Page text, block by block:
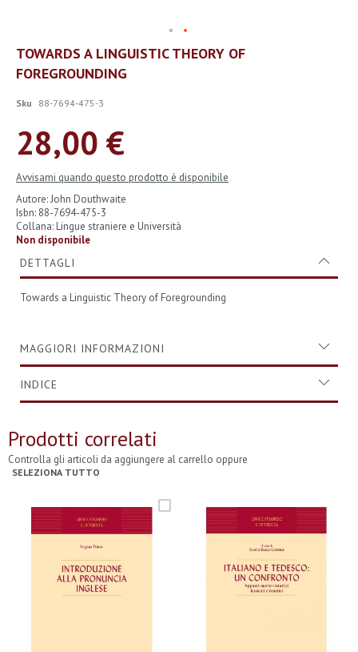
Vai
all'inizio
della
di
TOWARDS A LINGUISTIC THEORY OF
FOREGROUNDING
Sku 88-7694-475-3
28,00 €
Avvisami quando questo prodotto è disponibile
Autore: John Douthwaite
Isbn: 88-7694-475-3
Collana: Lingue straniere e Università
Non disponibile
DETTAGLI
Towards a Linguistic Theory of Foregrounding
MAGGIORI INFORMAZIONI
INDICE
Prodotti correlati
Controlla gli articoli da aggiungere al carrello oppure
SELEZIONA TUTTO